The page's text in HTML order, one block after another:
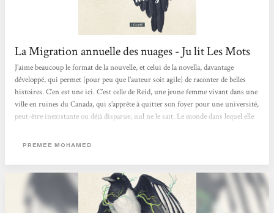
La Migration annuelle des nuages - Ju lit Les Mots
J’aime beaucoup le format de la nouvelle, et celui de la novella, davantage
développé, qui permet (pour peu que l’auteur soit agile) de raconter de belles
histoires. C’en est une ici. C’est celle de Reid, une jeune femme vivant dans une
ville en ruines du Canada, qui s’apprête à quitter son foyer pour une université,
peut-être inexistante ou déjà disparue, nul ne le sait. Le monde dans lequel elle
par les générations précédentes. Elle est un élément...
PREMEE MOHAMED